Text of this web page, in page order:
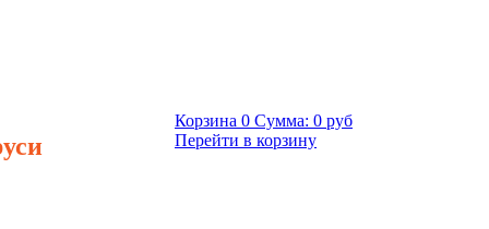
Корзина 0 Сумма: 0 руб
Перейти в корзину